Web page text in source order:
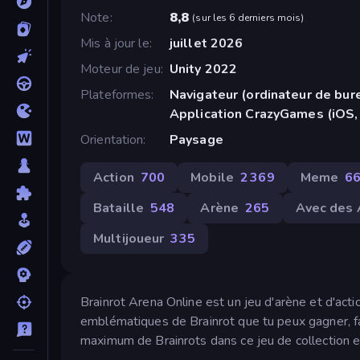
Note
8,8 (sur les 6 derniers mois)
Mis à jour le
juillet 2026
Moteur de jeu Unity 2022
Plateformes
Navigateur (ordinateur de
Application CrazyGames
Orientation
Paysage
Action 700 Mobile 2 369 Meme
Bataille 548 Arène 265
Avec des
Multijoueur 335
Brainrot Arena Online est un jeu d'arène et
emblématiques de Brainrot que tu peux gagner,
maximum de Brainrots dans ce jeu de collection